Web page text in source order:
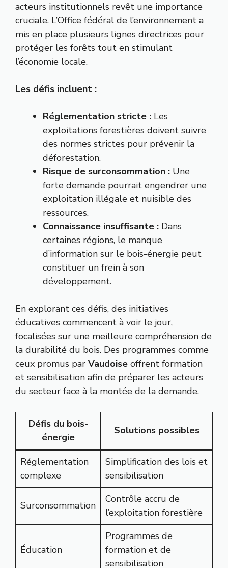
acteurs institutionnels revêt une importance
cruciale. L’Office fédéral de l’environnement a
mis en place plusieurs lignes directrices pour
protéger les forêts tout en stimulant
l’économie locale.
Les défis incluent :
Réglementation stricte : Les
exploitations forestières doivent suivre
des normes strictes pour prévenir la
déforestation.
Risque de surconsommation : Une
forte demande pourrait engendrer une
exploitation illégale et nuisible des
ressources.
Connaissance insuffisante : Dans
certaines régions, le manque
d’information sur le bois-énergie peut
constituer un frein à son
développement.
En explorant ces défis, des initiatives
éducatives commencent à voir le jour,
focalisées sur une meilleure compréhension de
la durabilité du bois. Des programmes comme
ceux promus par Vaudoise offrent formation
et sensibilisation afin de préparer les acteurs
du secteur face à la montée de la demande.
Défis du bois-
énergie
Solutions possibles
Réglementation
complexe
Simplification des lois et
sensibilisation
Surconsommation
Contrôle accru de
l’exploitation forestière
Éducation
Programmes de
formation et de
sensibilisation